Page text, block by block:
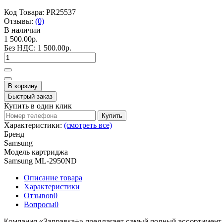
Код Товара: PR25537
Отзывы: (0)
В наличии
1 500.00р.
Без НДС: 1 500.00р.
В корзину
Быстрый заказ
Купить в один клик
Купить
Характеристики: (смотреть все)
Бренд
Samsung
Модель картриджа
Samsung ML-2950ND
Описание товара
Характеристики
Отзывов0
Вопросы0